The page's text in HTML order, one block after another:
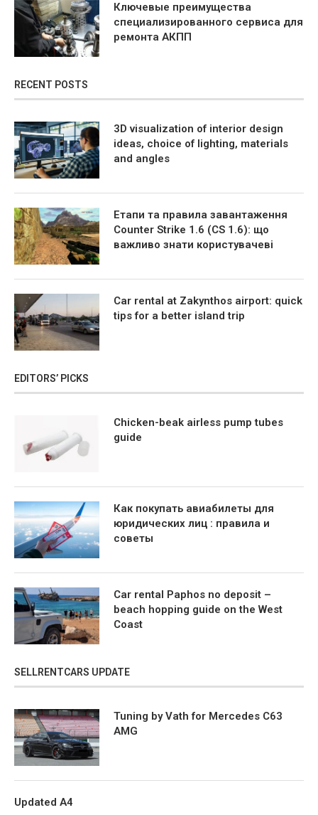
Ключевые преимущества
специализированного сервиса для
ремонта АКПП
RECENT POSTS
3D visualization of interior design
ideas, choice of lighting, materials
and angles
Етапи та правила завантаження
Counter Strike 1.6 (CS 1.6): що
важливо знати користувачеві
Car rental at Zakynthos airport: quick
tips for a better island trip
EDITORS’ PICKS
Chicken-beak airless pump tubes
guide
Как покупать авиабилеты для
юридических лиц : правила и
советы
Car rental Paphos no deposit –
beach hopping guide on the West
Coast
SELLRENTCARS UPDATE
Tuning by Vath for Mercedes C63
AMG
Updated A4